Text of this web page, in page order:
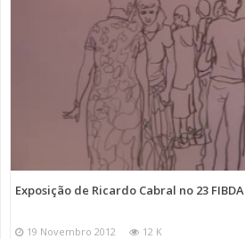
Exposição de Ricardo Cabral no 23 FIBDA
19 Novembro 2012 12 K